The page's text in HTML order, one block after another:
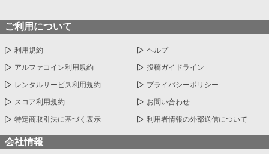
ご利用について
利用規約 ヘルプ
アルファコイン利用規約 投稿ガイドライン
レンタルサービス利用規約 プライバシーポリシー
スコア利用規約 お問い合わせ
特定商取引法に基づく表示 利用者情報の外部送信について
会社情報